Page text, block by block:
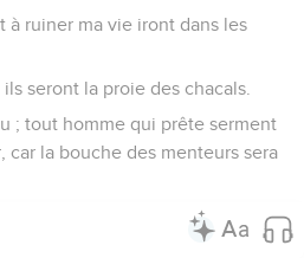
à ruiner ma vie iront dans les
seront la proie des chacals.
; tout homme qui prête serment
car la bouche des menteurs sera